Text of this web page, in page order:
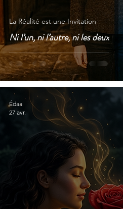
Ni l’un, ni l’autre, ni les deux
La Réalité est une Invitation
Édaa
27 avr.